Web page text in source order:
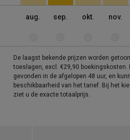
aug. sep. okt. nov.
De laagst bekende prijzen worden
toeslagen, excl. €29,90 boekingskosten.
gevonden in de afgelopen 48 uur, en
beschikbaarheid van het tarief. Bij het
ziet u de exacte totaalprijs.